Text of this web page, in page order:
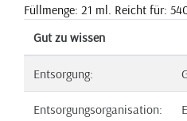
Füllmenge: 21 ml. Reicht für:
Gut zu wissen
Entsorgung:
Entsorgungsorganisation: